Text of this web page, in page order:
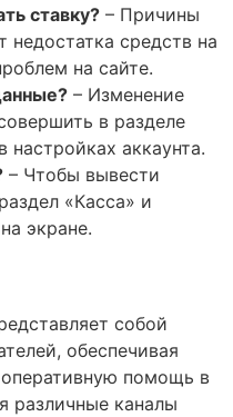
ставку? – Причины
недостатка средств на
на сайте.
– Изменение
в разделе
настройках аккаунта.
– Чтобы вывести
«Касса» и
экране.
собой
обеспечивая
помощь в
различные каналы